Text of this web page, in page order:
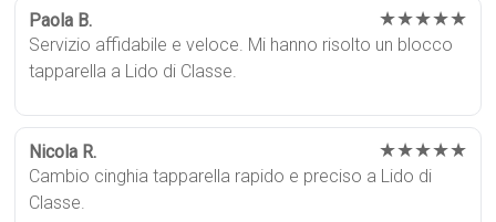
Paola B. ★★★★★
Servizio affidabile e veloce. Mi hanno risolto un blocco
tapparella a Lido di Classe.
Nicola R. ★★★★★
Cambio cinghia tapparella rapido e preciso a Lido di
Classe.